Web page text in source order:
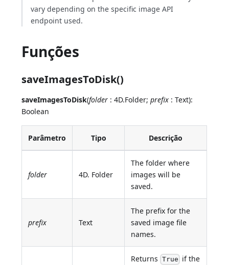
vary depending on the specific image API
endpoint used.
Funções
saveImagesToDisk()
saveImagesToDisk(folder : 4D.Folder;prefix : Text):
Boolean
Parâmetro Tipo Descrição
folder 4D. Folder
The folder where
images will be
saved.
prefix Text
The prefix for the
saved image file
names.
Returns True if the